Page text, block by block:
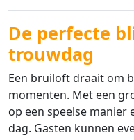
De perfecte
trouwdag
Een bruiloft draait om
momenten. Met een
op een speelse
dag. Gasten kunnen